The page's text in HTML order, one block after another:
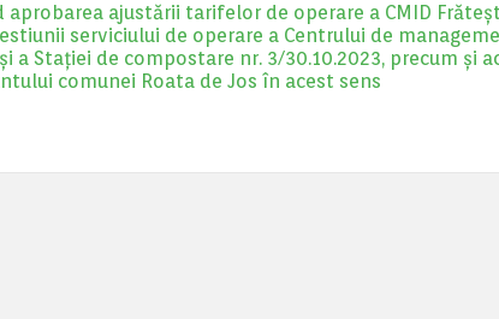
aprobarea ajustării tarifelor de operare a CMID
serviciului de operare a Centrului de
a Stației de compostare nr. 3/30.10.2023, precum și
comunei Roata de Jos în acest sens